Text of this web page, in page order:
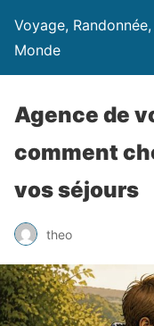
Voyage,
Monde
Agence de
comment
vos séjours
theo